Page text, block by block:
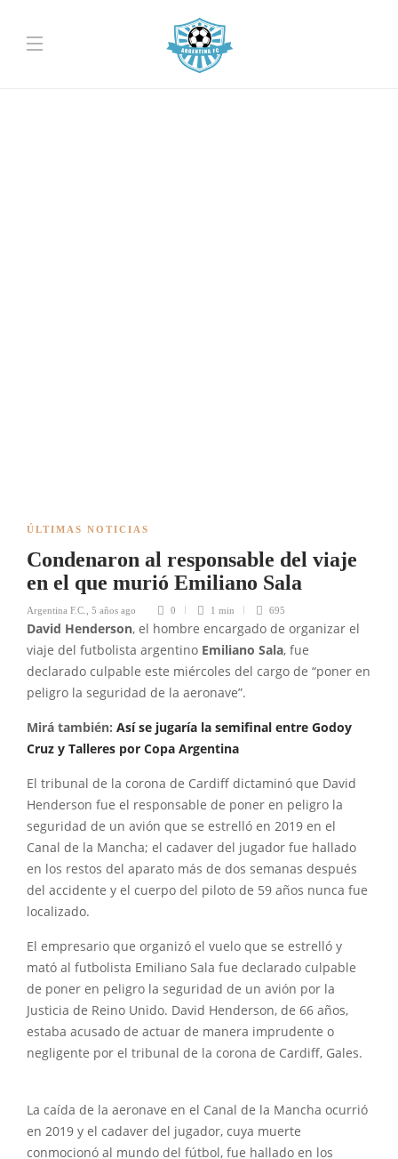
ÚLTIMAS NOTICIAS
Condenaron al responsable del viaje
en el que murió Emiliano Sala
Argentina F.C. 5 años ago 0 1 min 695
David Henderson, el hombre encargado de organizar el
viaje del futbolista argentino Emiliano Sala, fue
declarado culpable este miércoles del cargo de “poner en
peligro la seguridad de la aeronave”.
Mirá también: Así se jugaría la semifinal entre Godoy
Cruz y Talleres por Copa Argentina
El tribunal de la corona de Cardiff dictaminó que David
Henderson fue el responsable de poner en peligro la
seguridad de un avión que se estrelló en 2019 en el
Canal de la Mancha; el cadaver del jugador fue hallado
en los restos del aparato más de dos semanas después
del accidente y el cuerpo del piloto de 59 años nunca fue
localizado.
El empresario que organizó el vuelo que se estrelló y
mató al futbolista Emiliano Sala fue declarado culpable
de poner en peligro la seguridad de un avión por la
Justicia de Reino Unido. David Henderson, de 66 años,
estaba acusado de actuar de manera imprudente o
negligente por el tribunal de la corona de Cardiff, Gales.
La caída de la aeronave en el Canal de la Mancha ocurrió
en 2019 y el cadaver del jugador, cuya muerte
conmocionó al mundo del fútbol, fue hallado en los